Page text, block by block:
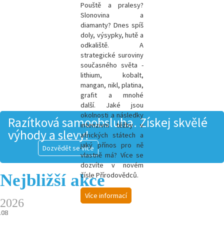
Pouště a pralesy?
Slonovina a
diamanty? Dnes spíš
doly, výsypky, hutě a
odkaliště. A
strategické suroviny
současného světa -
lithium, kobalt,
mangan, nikl, platina,
grafit a mnohé
další. Jaké jsou
okolnosti a následky
intenzivní těžby v
afrických státech a
jaký přínos pro ně
vlastně má? Více se
dozvíte v novém
čísle Přírodovědců.
Více informací
Razítková samoobsluha. Získej skvělé
výhody a slevy!
Dozvědět se více
Nejbližší akce
2026